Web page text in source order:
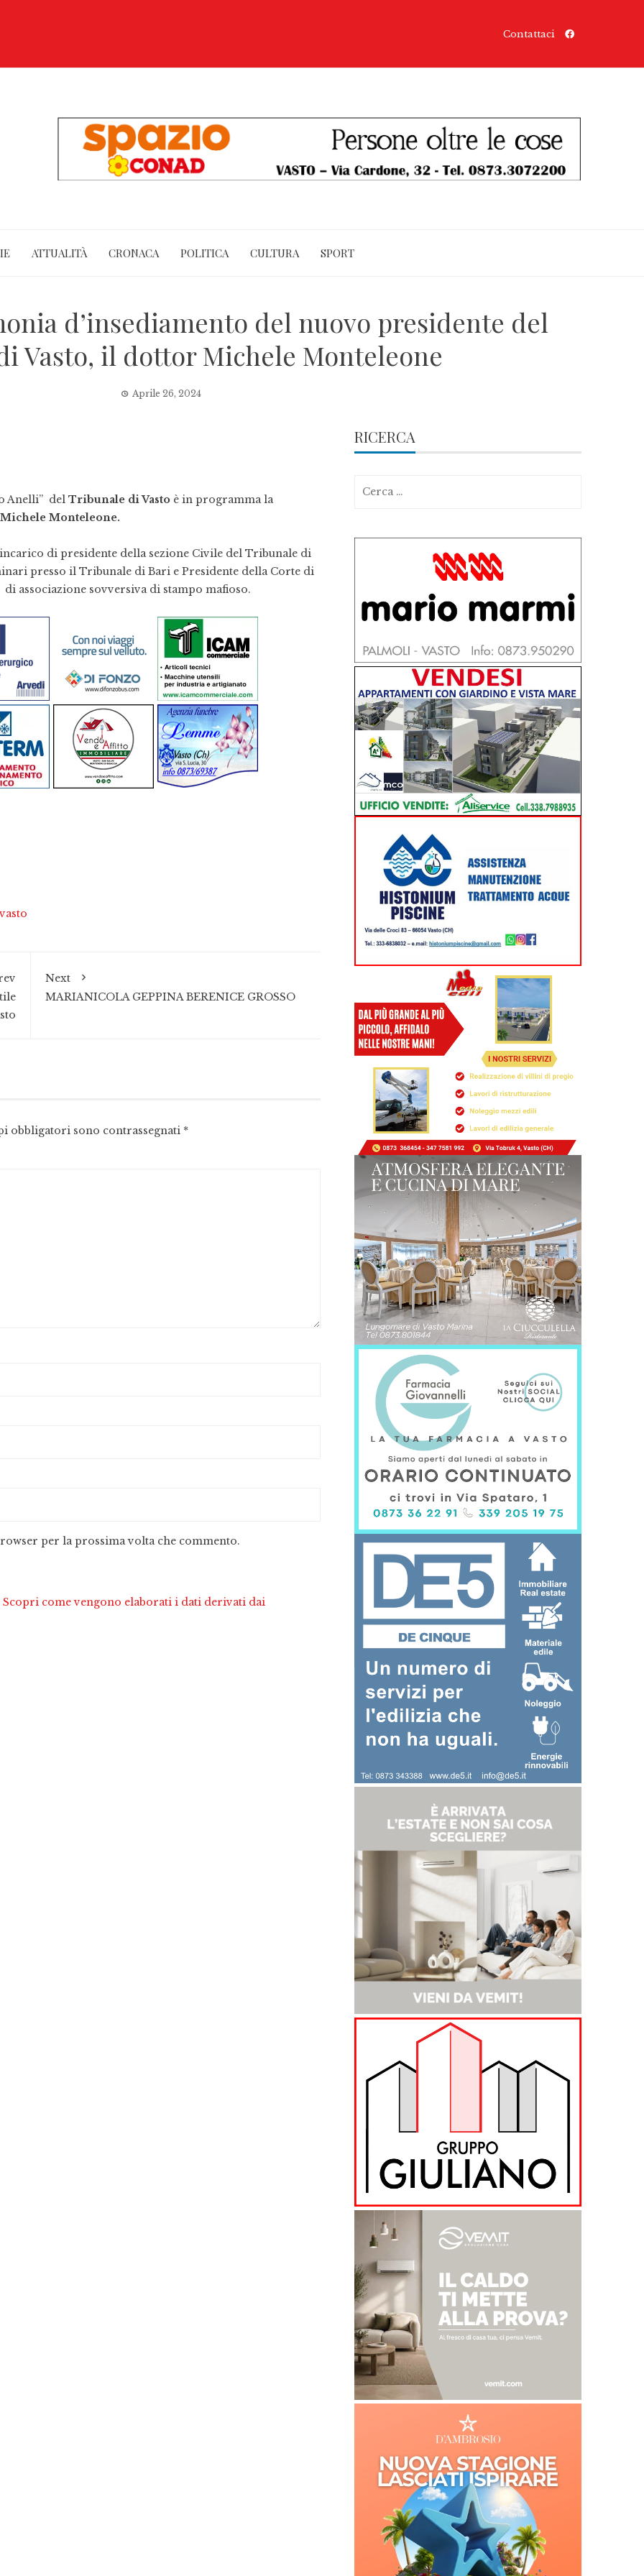
Contattaci
ATTUALITÀ CRONACA POLITICA CULTURA SPORT
d’insediamento del nuovo presidente del
Vasto, il dottor Michele Monteleone
Aprile 26, 2024
Anelli” del Tribunale di Vasto è in programma la
Michele Monteleone.
di presidente della sezione Civile del Tribunale di
presso il Tribunale di Bari e Presidente della Corte di
associazione sovversiva di stampo mafioso.
vasto
Next
MARIANICOLA GEPPINA BERENICE GROSSO
obbligatori sono contrassegnati *
per la prossima volta che commento.
Scopri come vengono elaborati i dati derivati dai
RICERCA